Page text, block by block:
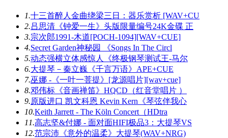
1.十三首醉人金曲绕梁三日：器乐赏析 [WAV+CU
2.吕思清《钟爱一生》头版限量编号24K金碟 正
3.宗次郎1991-木道[POCH-1094][WAV+CUE]
4.Secret Garden神秘园 《Songs In The Circl
5.动态强横立体感惊人《终极钢琴测试王-马尔
6.大提琴－秦立巍《千言万语》APE+CUE
7.巫娜 -《一叶一菩提》[龙源唱片][wav+cue]
8.邓伟标《音画禅笛》HQCD（红音堂唱片 ）
9.原版进口 凯文科恩 Kevin Kern《琴弦伴我心
10.Keith Jarrett - The Köln Concert（HDtra
11.高志坚&付娜 - 面对面HIFI极品3：大提琴VS
12.范宗沛《意外的温柔》大提琴(WAV+NRG)